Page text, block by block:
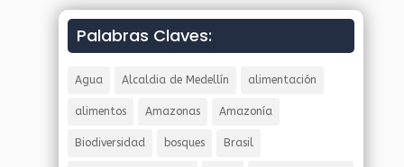
Palabras Claves:
Agua Alcaldia de Medellín alimentación
alimentos Amazonas Amazonía
Biodiversidad bosques Brasil